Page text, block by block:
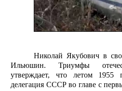
Николай Якубович в
Илью­шин. Триумфы
утверждает, что летом 1955
делегация СССР во главе с